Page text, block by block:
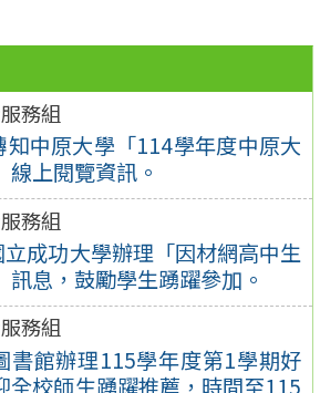
務組
中原大學「114學年度中原大
上閱覽資訊。
務組
成功大學辦理「因材網高中生
息，鼓勵學生踴躍參加。
務組
書館辦理115學年度第1學期好
全校師生踴躍推薦，時間至115